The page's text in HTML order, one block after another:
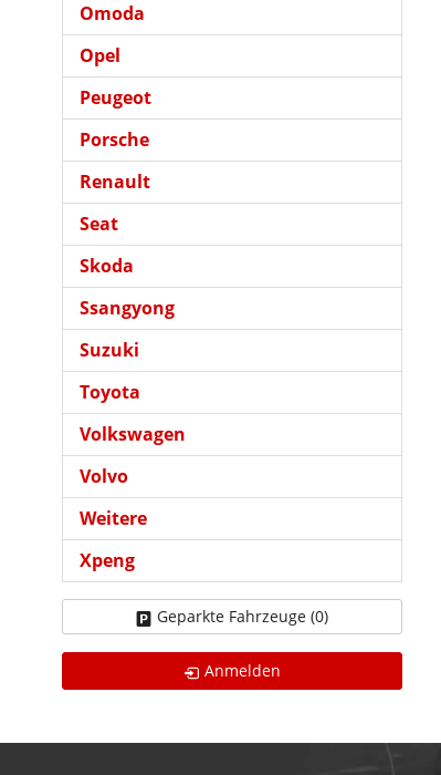
Omoda
Opel
Peugeot
Porsche
Renault
Seat
Skoda
Ssangyong
Suzuki
Toyota
Volkswagen
Volvo
Weitere
Xpeng
Geparkte Fahrzeuge (0)
Anmelden